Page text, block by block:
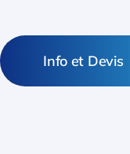
Info et Devis